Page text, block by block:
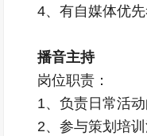
4、有自媒体优先
播音主持
岗位职责：
1、负责日常活
2、参与策划培